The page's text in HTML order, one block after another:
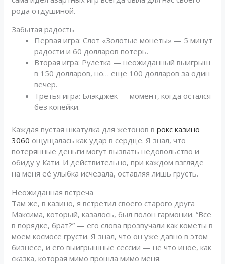
рода отдушиной.
Забытая радость
Первая игра: Слот «Золотые монеты» — 5 минут
радости и 60 долларов потерь.
Вторая игра: Рулетка — неожиданный выигрыш
в 150 долларов, но… еще 100 долларов за один
вечер.
Третья игра: Блэкджек — момент, когда остался
без копейки.
Каждая пустая шкатулка для жетонов врокс казино
3060 ощущалась как удар в сердце. Я знал, что
потерянные деньги могут вызвать недовольство и
обиду у Кати. И действительно, при каждом взгляде
на меня её улыбка исчезала, оставляя лишь грусть.
Неожиданная встреча
Там же, в казино, я встретил своего старого друга
Максима, который, казалось, был полон гармонии. “Все
в порядке, брат?” — его слова прозвучали как кометы в
моем космосе грусти. Я знал, что он уже давно в этом
бизнесе, и его выигрышные сессии — не что иное, как
сказка, которая мимо прошла мимо меня.